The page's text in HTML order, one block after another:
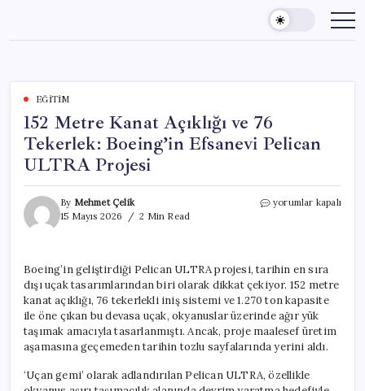
content
EĞITIM
152 Metre Kanat Açıklığı ve 76
Tekerlek: Boeing’in Efsanevi Pelican
ULTRA Projesi
By Mehmet Çelik
15 Mayıs 2026
2 Min Read
152
76
Tekerlek:
Boeing’in
Efsanevi
Pelican
Projesi
yorumlar kapalı
Boeing’in geliştirdiği Pelican ULTRA projesi, tarihin en sıra
dışı uçak tasarımlarından biri olarak dikkat çekiyor. 152 metre
kanat açıklığı, 76 tekerlekli iniş sistemi ve 1.270 ton kapasite
ile öne çıkan bu devasa uçak, okyanuslar üzerinde ağır yük
taşımak amacıyla tasarlanmıştı. Ancak, proje maalesef üretim
aşamasına geçemeden tarihin tozlu sayfalarında yerini aldı.
‘Uçan gemi’ olarak adlandırılan Pelican ULTRA, özellikle